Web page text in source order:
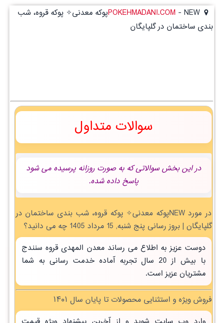
POKEHMADANI.COM -
NEWپوکه معدنی✧ پوکه قروه، شب
بندی ساختمان در گلپايگان
سوالات متداول
در این بخش سوالاتی که به صورت روزانه پرسیده می شود
پاسخ داده شده.
در مورد NEWپوکه معدنی✧ پوکه قروه، شب بندی ساختمان در
گلپايگان | بروز رسانی پنج شنبه, 15 مرداد 1405 چه می دانید؟
دوست عزیز به اطلاع می رساند معدن المهدی قروه سنندج
با بیش از 20 سال تجربه آماده خدمت رسانی به شما
مشتریان عزیز است.
فروش ویژه و استثنایی محصولات تا پایان سال ۱۴۰۱